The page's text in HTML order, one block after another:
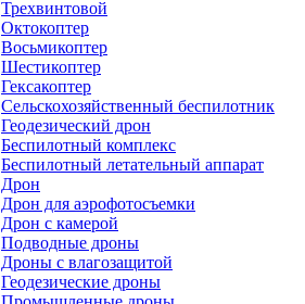
Трехвинтовой
Октокоптер
Восьмикоптер
Шестикоптер
Гексакоптер
Сельскохозяйственный беспилотник
Геодезический дрон
Беспилотный комплекс
Беспилотный летательный аппарат
Дрон
Дрон для аэрофотосъемки
Дрон с камерой
Подводные дроны
Дроны с влагозащитой
Геодезические дроны